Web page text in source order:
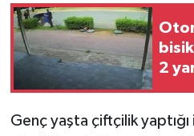
2
Genç yaşta çiftçilik